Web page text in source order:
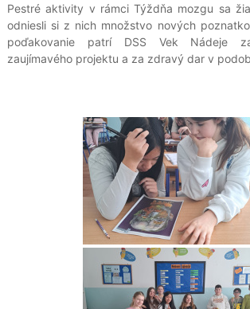
Pestré aktivity v rámci Týždňa mozgu sa
odniesli si z nich množstvo nových
poďakovanie patrí DSS Vek Nádeje
zaujímavého projektu a za zdravý dar v